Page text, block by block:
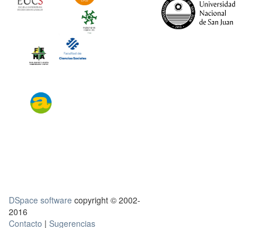
DSpace software copyright © 2002-
2016
Contacto | Sugerencias